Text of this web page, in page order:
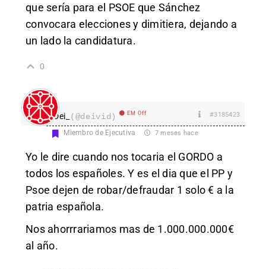
que sería para el PSOE que Sánchez
convocara elecciones y dimitiera, dejando a
un lado la candidatura.
0
Dei_ (@deivid) EM Off #3185423
Miembro de Ejecutiva 7 meses hace
Yo le dire cuando nos tocaria el GORDO a
todos los españoles. Y es el dia que el PP y
Psoe dejen de robar/defraudar 1 solo € a la
patria española.
Nos ahorrrariamos mas de 1.000.000.000€
al año.